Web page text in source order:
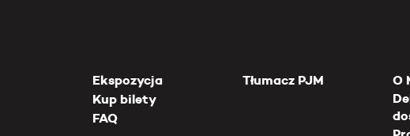
Ekspozycja
Kup bilety
FAQ
Tłumacz PJM
O